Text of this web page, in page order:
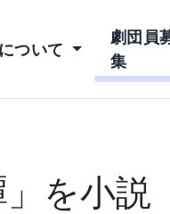
ついて
劇団員
集
を小説